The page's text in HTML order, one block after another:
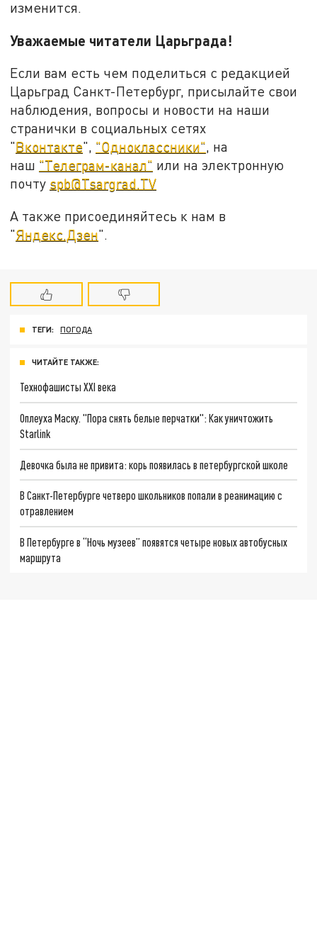
изменится.
Уважаемые читатели Царьграда!
Если вам есть чем поделиться с редакцией
Царьград Санкт-Петербург, присылайте свои
наблюдения, вопросы и новости на наши
странички в социальных сетях
"Вконтакте", "Одноклассники", на
наш "Телеграм-канал" или на электронную
почту spb@Tsargrad.TV
А также присоединяйтесь к нам в
"Яндекс.Дзен".
ТЕГИ: ПОГОДА
ЧИТАЙТЕ ТАКЖЕ:
Технофашисты XXI века
Оплеуха Маску. "Пора снять белые перчатки": Как уничтожить
Starlink
Девочка была не привита: корь появилась в петербургской школе
В Санкт-Петербурге четверо школьников попали в реанимацию с
отравлением
В Петербурге в “Ночь музеев” появятся четыре новых автобусных
маршрута